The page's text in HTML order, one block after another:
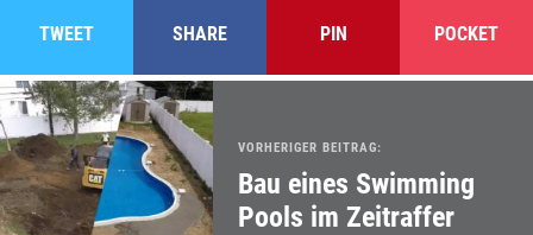
TWEET SHARE PIN POCKET
VORHERIGER BEITRAG:
Bau eines Swimming
Pools im Zeitraffer